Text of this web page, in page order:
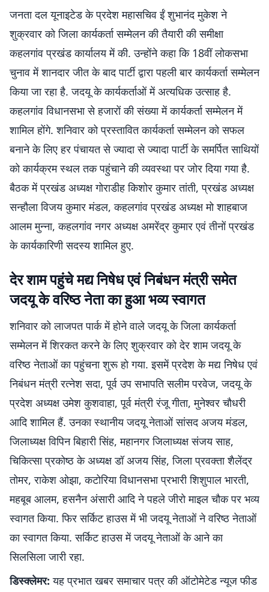
जनता दल यूनाइटेड के प्रदेश महासचिव ईं शुभानंद मुकेश ने
शुक्रवार को जिला कार्यकर्ता सम्मेलन की तैयारी की समीक्षा
कहलगांव प्रखंड कार्यालय में की. उन्होंने कहा कि 18वीं लोकसभा
चुनाव में शानदार जीत के बाद पार्टी द्वारा पहली बार कार्यकर्ता सम्मेलन
किया जा रहा है. जदयू के कार्यकर्ताओं में अत्यधिक उत्साह है.
कहलगांव विधानसभा से हजारों की संख्या में कार्यकर्ता सम्मेलन में
शामिल होंगे. शनिवार को प्रस्तावित कार्यकर्ता सम्मेलन को सफल
बनाने के लिए हर पंचायत से ज्यादा से ज्यादा पार्टी के समर्पित साथियों
को कार्यक्रम स्थल तक पहुंचाने की व्यवस्था पर जोर दिया गया है.
बैठक में प्रखंड अध्यक्ष गोराडीह किशोर कुमार तांती, प्रखंड अध्यक्ष
सन्हौला विजय कुमार मंडल, कहलगांव प्रखंड अध्यक्ष मो शाहबाज
आलम मुन्ना, कहलगांव नगर अध्यक्ष अमरेंद्र कुमार एवं तीनों प्रखंड
के कार्यकारिणी सदस्य शामिल हुए.
देर शाम पहुंचे मद्य निषेध एवं निबंधन मंत्री समेत
जदयू के वरिष्ठ नेता का हुआ भव्य स्वागत
शनिवार को लाजपत पार्क में होने वाले जदयू के जिला कार्यकर्ता
सम्मेलन में शिरकत करने के लिए शुक्रवार को देर शाम जदयू के
वरिष्ठ नेताओं का पहुंचना शुरू हो गया. इसमें प्रदेश के मद्य निषेध एवं
निबंधन मंत्री रत्नेश सदा, पूर्व उप सभापति सलीम परवेज, जदयू के
प्रदेश अध्यक्ष उमेश कुशवाहा, पूर्व मंत्री रंजू गीता, मुनेश्वर चौधरी
आदि शामिल हैं. उनका स्थानीय जदयू नेताओं सांसद अजय मंडल,
जिलाध्यक्ष विपिन बिहारी सिंह, महानगर जिलाध्यक्ष संजय साह,
चिकित्सा प्रकोष्ठ के अध्यक्ष डॉ अजय सिंह, जिला प्रवक्ता शैलेंद्र
तोमर, राकेश ओझा, कटोरिया विधानसभा प्रभारी शिशुपाल भारती,
महबूब आलम, हसनैन अंसारी आदि ने पहले जीरो माइल चौक पर भव्य
स्वागत किया. फिर सर्किट हाउस में भी जदयू नेताओं ने वरिष्ठ नेताओं
का स्वागत किया. सर्किट हाउस में जदयू नेताओं के आने का
सिलसिला जारी रहा.
डिस्क्लेमर: यह प्रभात खबर समाचार पत्र की ऑटोमेटेड न्यूज फीड